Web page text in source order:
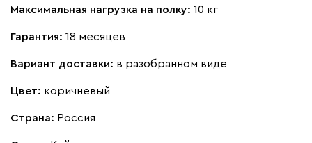
Максимальная нагрузка на полку: 10 кг
Гарантия: 18 месяцев
Вариант доставки: в разобранном виде
Цвет: коричневый
Страна: Россия